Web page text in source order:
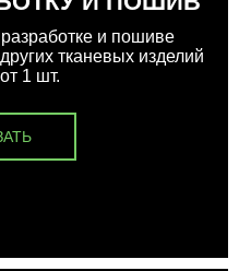
и пошиве
тканевых изделий
1 шт.